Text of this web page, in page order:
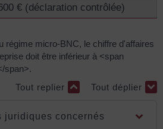
€ (déclaration contrôlée)
régime micro-BNC, le chiffre d'affaires
doit être inférieur à <span
span>.
Tout replier
Tout déplier
juridiques concernés